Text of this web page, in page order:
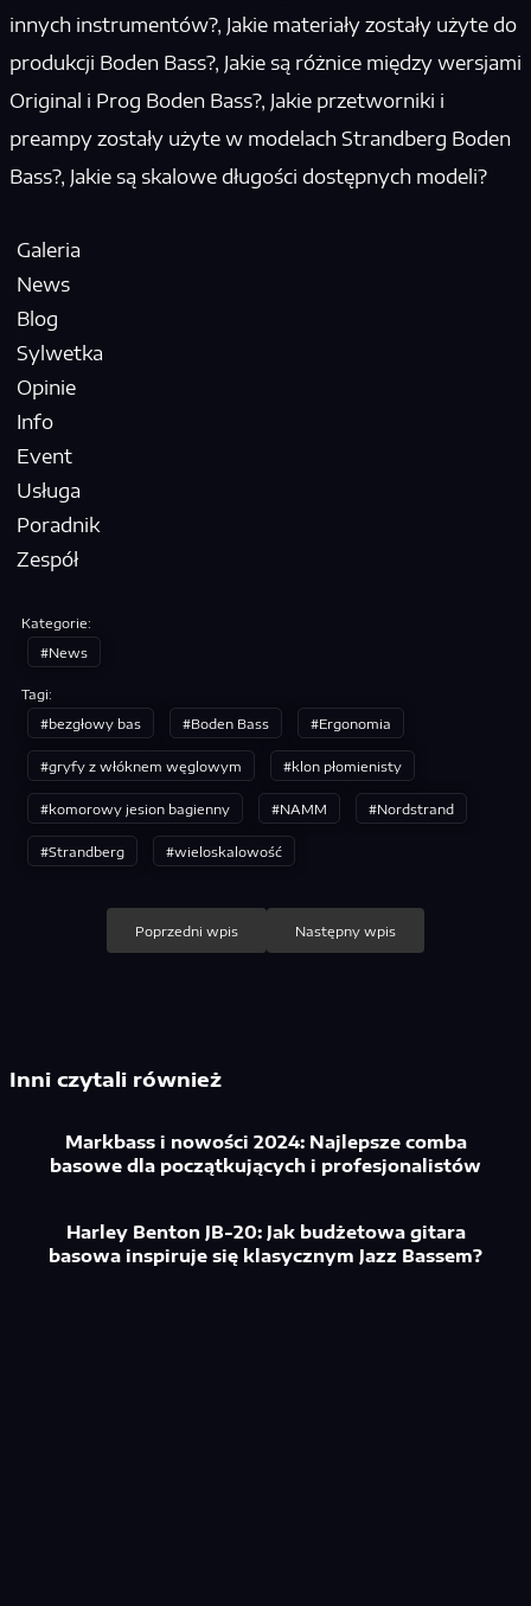
innych instrumentów?, Jakie materiały zostały użyte do
produkcji Boden Bass?, Jakie są różnice między wersjami
Original i Prog Boden Bass?, Jakie przetworniki i
preampy zostały użyte w modelach Strandberg Boden
Bass?, Jakie są skalowe długości dostępnych modeli?
Galeria
News
Blog
Sylwetka
Opinie
Info
Event
Usługa
Poradnik
Zespół
Kategorie:
News
Tagi:
bezgłowy bas
Boden Bass Ergonomia
gryfy z włóknem węglowym klon płomienisty
komorowy jesion bagienny NAMM Nordstrand
Strandberg wieloskalowość
Nawigacja
Poprzedni wpis Następny wpis
Inni czytali również
Markbass i nowości 2024: Najlepsze comba
basowe dla początkujących i profesjonalistów
Harley Benton JB-20: Jak budżetowa gitara
basowa inspiruje się klasycznym Jazz Bassem?